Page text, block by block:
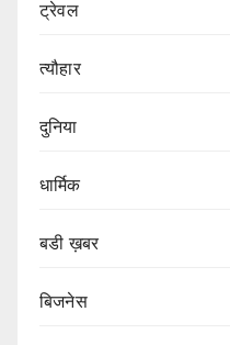
ट्रेवल
त्यौहार
दुनिया
धार्मिक
बडी ख़बर
बिजनेस